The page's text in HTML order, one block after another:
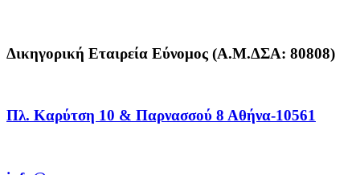
Δικηγορική Εταιρεία Εύνομος (Α.Μ.ΔΣΑ: 80808)
Πλ. Καρύτση 10 & Παρνασσού 8 Αθήνα-10561